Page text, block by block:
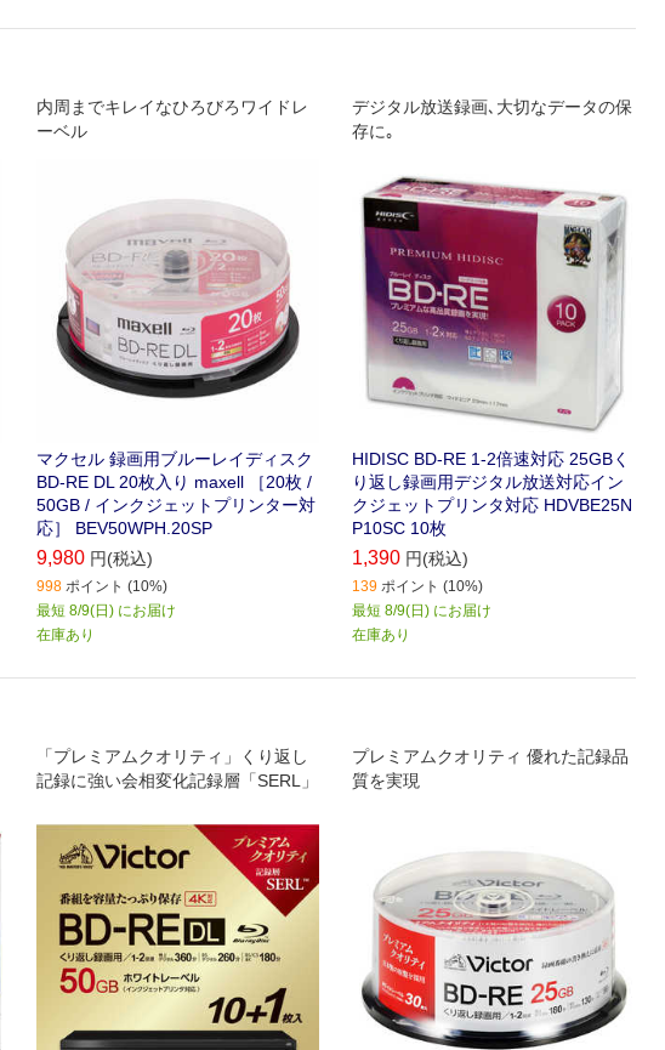
内周までキレイなひろびろワイドレ
ーベル
マクセル 録画用ブルーレイディスク
BD-RE DL 20枚入り maxell ［20枚 /
50GB / インクジェットプリンター対
応］ BEV50WPH.20SP
9,980 円(税込)
998 ポイント (10%)
最短 8/9(日) にお届け
在庫あり
デジタル放送録画､大切なデータの保
存に｡
HIDISC BD-RE 1-2倍速対応 25GBく
り返し録画用デジタル放送対応イン
クジェットプリンタ対応 HDVBE25N
P10SC 10枚
1,390 円(税込)
139 ポイント (10%)
最短 8/9(日) にお届け
在庫あり
「プレミアムクオリティ」くり返し
記録に強い会相変化記録層「SERL」
プレミアムクオリティ 優れた記録品
質を実現